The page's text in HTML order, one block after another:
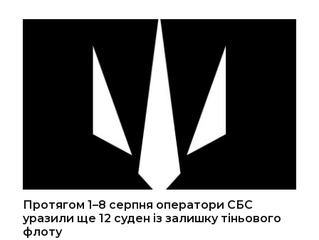
Протягом 1–8 серпня оператори СБС
уразили ще 12 суден із залишку тіньового
флоту